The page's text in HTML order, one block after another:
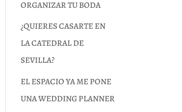
ORGANIZAR TU BODA
¿QUIERES CASARTE EN
LA CATEDRAL DE
SEVILLA?
EL ESPACIO YA ME PONE
UNA WEDDING PLANNER